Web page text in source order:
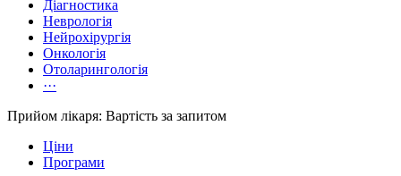
Діагностика
Неврологія
Нейрохірургія
Онкологія
Отоларингологія
···
Прийом лікаря: Вартість за запитом
Ціни
Програми